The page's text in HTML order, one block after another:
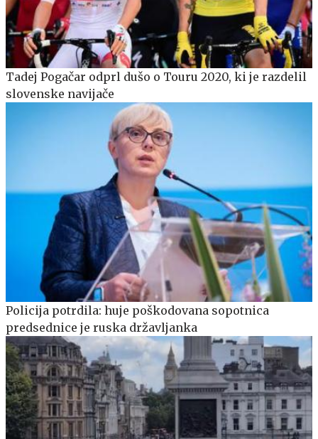
Tadej Pogačar odprl dušo o Touru 2020, ki je razdelil
slovenske navijače
Policija potrdila: huje poškodovana sopotnica
predsednice je ruska državljanka